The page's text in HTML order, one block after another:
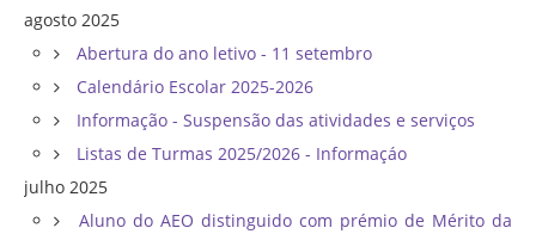
agosto 2025
Abertura do ano letivo - 11 setembro
Calendário Escolar 2025-2026
Informação - Suspensão das atividades e serviços
Listas de Turmas 2025/2026 - Informaçáo
julho 2025
Aluno do AEO distinguido com prémio de Mérito da